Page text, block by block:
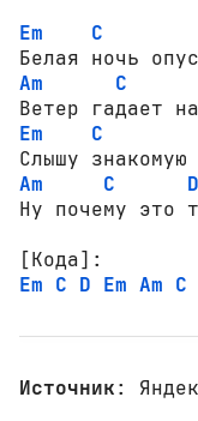
Em
C
Am
C
Em
C
Am
C D
Ну почему это
[Кода]:
Em C D Em Am C
Источник: